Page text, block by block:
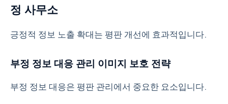
정 사무소
긍정적 정보 노출 확대는 평판 개선에 효과적입니다.
부정 정보 대응 관리 이미지 보호 전략
부정 정보 대응은 평판 관리에서 중요한 요소입니다.